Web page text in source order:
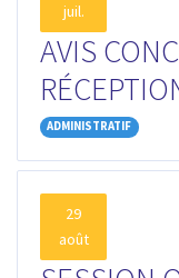
juil.
AVIS
ADMINISTRATIF
29
août